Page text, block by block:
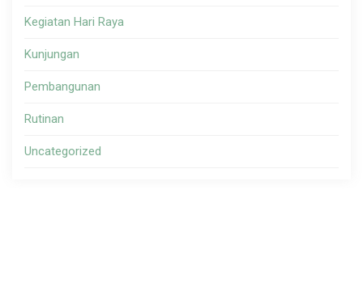
Kegiatan Hari Raya
Kunjungan
Pembangunan
Rutinan
Uncategorized